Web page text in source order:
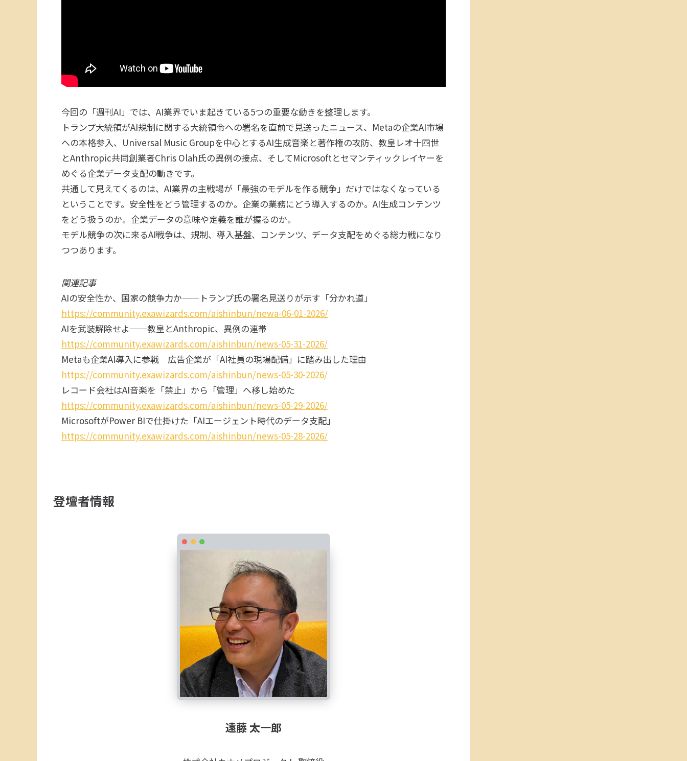
今回の「週刊AI」では、AI業界でいま起きている5つの重要な動きを整理します。
トランプ大統領がAI規制に関する大統領令への署名を直前で見送ったニュース、Metaの企業AI市場
への本格参入、Universal Music Groupを中心とするAI生成音楽と著作権の攻防、教皇レオ十四世
とAnthropic共同創業者Chris Olah氏の異例の接点、そしてMicrosoftとセマンティックレイヤーを
めぐる企業データ支配の動きです。
共通して見えてくるのは、AI業界の主戦場が「最強のモデルを作る競争」だけではなくなっている
ということです。安全性をどう管理するのか。企業の業務にどう導入するのか。AI生成コンテンツ
をどう扱うのか。企業データの意味や定義を誰が握るのか。
モデル競争の次に来るAI戦争は、規制、導入基盤、コンテンツ、データ支配をめぐる総力戦になり
つつあります。
関連記事
AIの安全性か、国家の競争力か——トランプ氏の署名見送りが示す「分かれ道」
https://community.exawizards.com/aishinbun/newa-06-01-2026/
AIを武装解除せよ──教皇とAnthropic、異例の連帯
https://community.exawizards.com/aishinbun/news-05-31-2026/
Metaも企業AI導入に参戦 広告企業が「AI社員の現場配備」に踏み出した理由
https://community.exawizards.com/aishinbun/news-05-30-2026/
レコード会社はAI音楽を「禁止」から「管理」へ移し始めた
https://community.exawizards.com/aishinbun/news-05-29-2026/
MicrosoftがPower BIで仕掛けた「AIエージェント時代のデータ支配」
https://community.exawizards.com/aishinbun/news-05-28-2026/
登壇者情報
遠藤 太一郎